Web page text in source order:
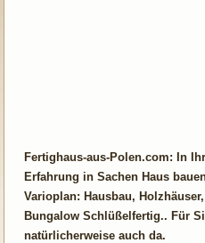
Fertighaus-aus-Polen.com: In
Erfahrung in Sachen Haus
Varioplan: Hausbau,
Bungalow Schlüßelfertig.. Für
natürlicherweise auch da.